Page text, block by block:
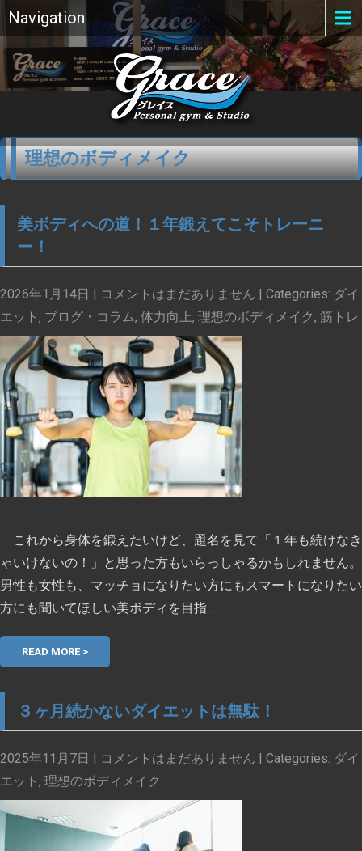
Navigation
理想のボディメイク
美ボディへの道！１年鍛えてこそトレーニ
ー！
2026年1月14日 | コメントはまだありません | Categories: ダイ
エット , ブログ・コラム, 体力向上, 理想のボディメイク, 筋トレ
これから身体を鍛えたいけど、題名を見て「１年も続けなき
ゃいけないの！」と思った方もいらっしゃるかもしれません。
男性も女性も、マッチョになりたい方にもスマートになりたい
方にも聞いてほしい美ボディを目指…
READ MORE >
３ヶ月続かないダイエットは無駄！
2025年11月7日 | コメントはまだありません | Categories: ダイ
エット , 理想のボディメイク